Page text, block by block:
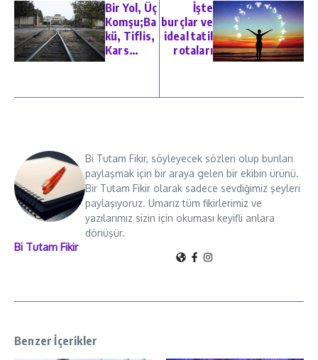
Bir Yol, Üç
Komşu;Ba
kü, Tiflis,
Kars…
İşte
burçlar ve
ideal tatil
rotaları
Bi Tutam Fikir
Bi Tutam Fikir, söyleyecek sözleri olup bunları
paylaşmak için bir araya gelen bir ekibin ürünü.
Bir Tutam Fikir olarak sadece sevdiğimiz şeyleri
paylaşıyoruz. Umarız tüm fikirlerimiz ve
yazılarımız sizin için okuması keyifli anlara
dönüşür.
Benzer İçerikler